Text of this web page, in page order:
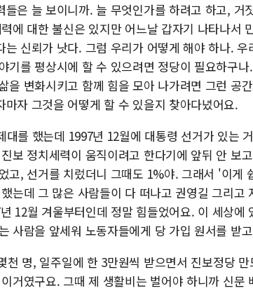
들은 늘 보이니까. 늘 무엇인가를 하려고 하고, 거
에 대한 불신은 있지만 어느날 갑자기 나타나서
는 신뢰가 낫다. 그럼 우리가 어떻게 해야 하나.
기를 평상시에 할 수 있으려면 정당이 필요하구
을 변화시키고 함께 힘을 모아 나가려면 그런 공
마자 그것을 어떻게 할 수 있을지 찾아다녔어요.
대를 했는데 1997년 12월에 대통령 선거가 있는
보 정치세력이 움직이려고 한다기에 앞뒤 안 보
고, 선거를 치렀더니 그때도 1%야. 그래서 '이게
는데 그 많은 사람들이 다 떠나고 권영길 그리고
12월 겨울부터인데 정말 힘들었어요. 이 세상
사람을 앞세워 노동자들에게 당 가입 원서를 받
천 명, 일주일에 한 3만원씩 받으면서 진보정당
거였구요. 그때 제 생활비는 벌어야 하니까 신문